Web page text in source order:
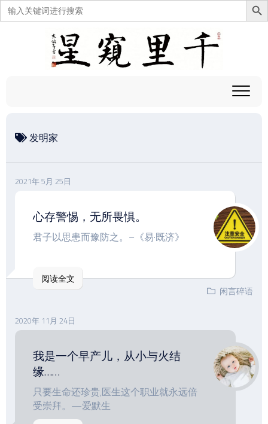
搜
索：
发明家
2021年 5月 25日
心存警惕，无所畏惧。
君子以思患而豫防之。–《易·既济》
阅读全文
闲言碎语
2020年 11月 24日
我是一个早产儿，从小与火结
缘……
只要生命还珍贵,医生这个职业就永远倍
受崇拜。—爱默生